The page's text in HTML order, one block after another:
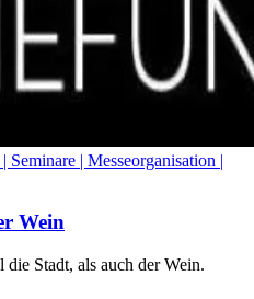
| Messeorganisation |
Wein
Stadt, als auch der Wein.